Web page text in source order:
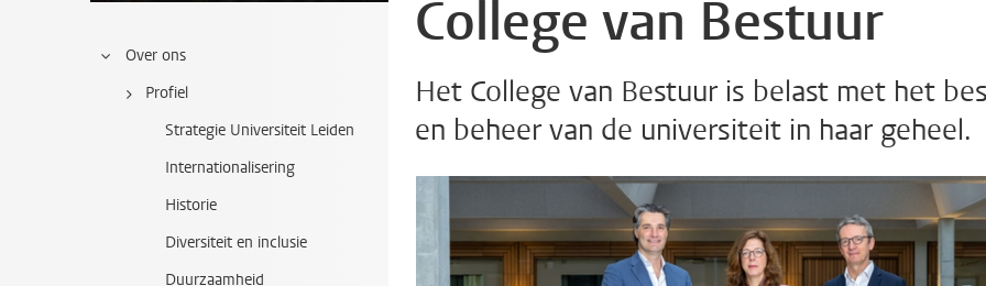
Over ons
Profiel
Strategie Universiteit Leiden
Internationalisering
Historie
Diversiteit en inclusie
Duurzaamheid
College van Bestuur
Het College van Bestuur is belast met het
en beheer van de universiteit in haar geheel.